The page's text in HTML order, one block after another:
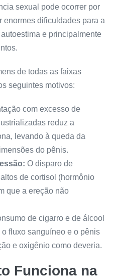
sexual pode ocorrer por
enormes dificuldades para a
e principalmente
de todas as faixas
seguintes motivos:
com excesso de
reduz a
levando à queda da
do pênis.
O disparo de
de cortisol (hormônio
que a ereção não
de cigarro e de álcool
fluxo sanguíneo e o pênis
e oxigênio como deveria.
Funciona na